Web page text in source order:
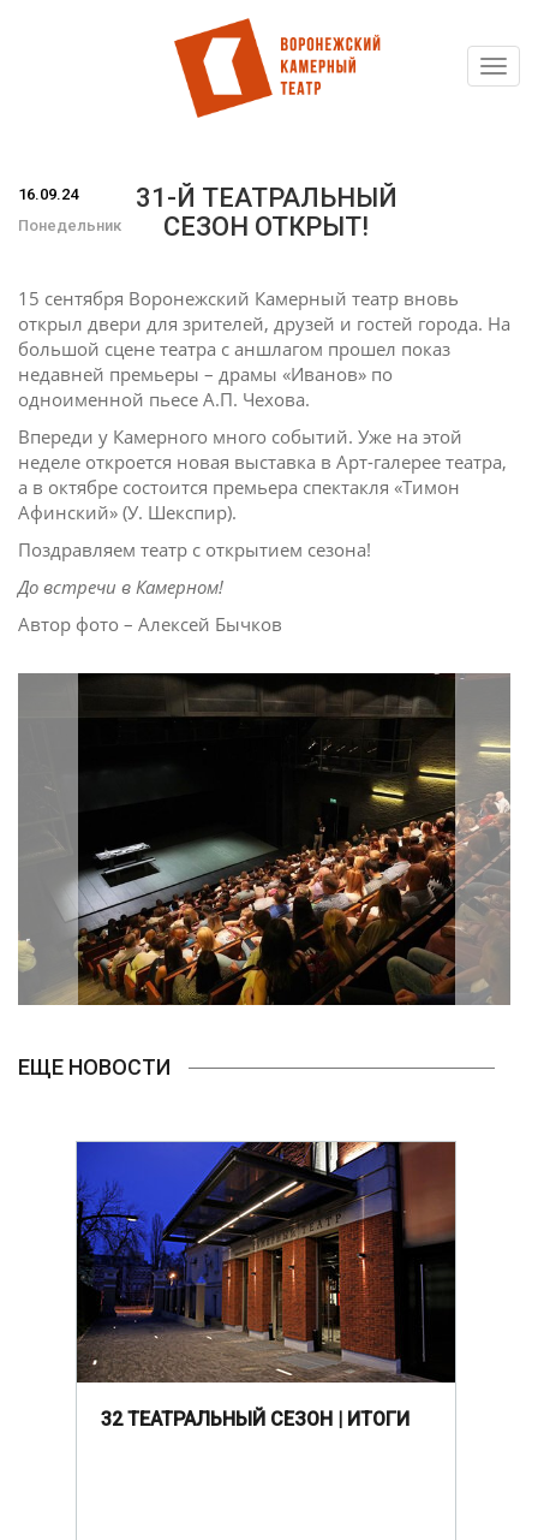
16.09.24
Понедельник
31-Й ТЕАТРАЛЬНЫЙ
СЕЗОН ОТКРЫТ!
15 сентября Воронежский Камерный театр вновь
открыл двери для зрителей, друзей и гостей города. На
большой сцене театра с аншлагом прошел показ
недавней премьеры – драмы «Иванов» по
одноименной пьесе А.П. Чехова.
Впереди у Камерного много событий. Уже на этой
неделе откроется новая выставка в Арт-галерее театра,
а в октябре состоится премьера спектакля «Тимон
Афинский» (У. Шекспир).
Поздравляем театр с открытием сезона!
До встречи в Камерном!
Автор фото – Алексей Бычков
ЕЩЕ НОВОСТИ
32 ТЕАТРАЛЬНЫЙ СЕЗОН | ИТОГИ